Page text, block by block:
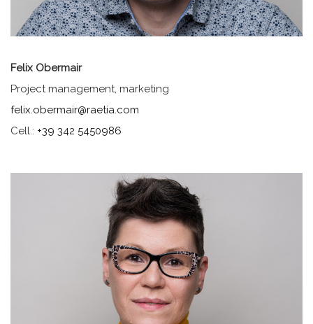
Felix Obermair
Project management, marketing
felix.obermair@raetia.com
Cell.: +39 342 5450986